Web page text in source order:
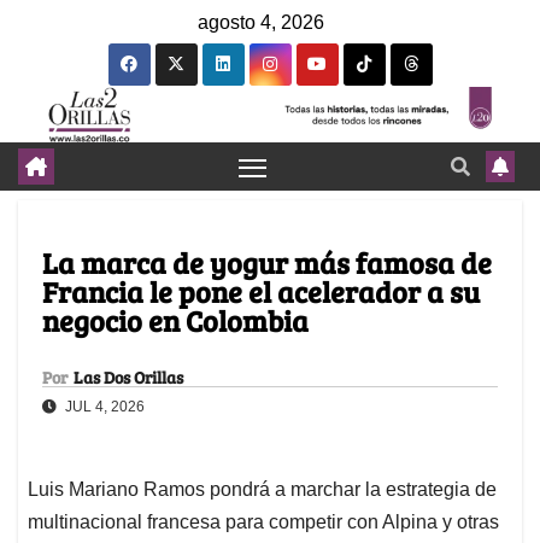
agosto 4, 2026
La marca de yogur más famosa de
Francia le pone el acelerador a su
negocio en Colombia
Por Las Dos Orillas
JUL 4, 2026
Luis Mariano Ramos pondrá a marchar la estrategia de
multinacional francesa para competir con Alpina y otras